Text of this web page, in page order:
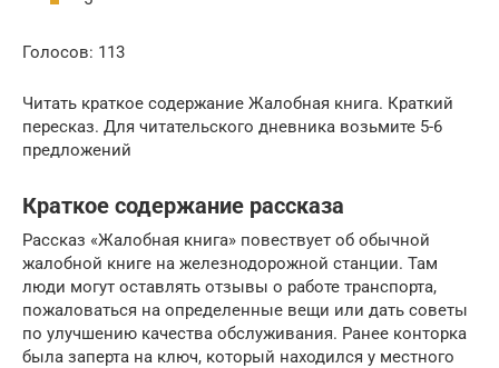
Голосов: 113
Читать краткое содержание Жалобная книга. Краткий
пересказ. Для читательского дневника возьмите 5-6
предложений
Краткое содержание рассказа
Рассказ «Жалобная книга» повествует об обычной
жалобной книге на железнодорожной станции. Там
люди могут оставлять отзывы о работе транспорта,
пожаловаться на определенные вещи или дать советы
по улучшению качества обслуживания. Ранее конторка
была заперта на ключ, который находился у местного